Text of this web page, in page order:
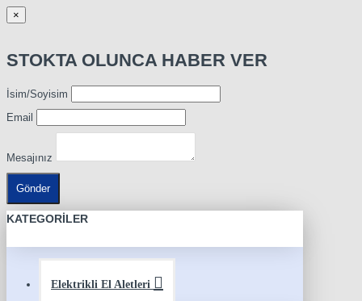
×
STOKTA OLUNCA HABER VER
İsim/Soyisim
Email
Mesajınız
Gönder
KATEGORILER
Elektrikli El Aletleri